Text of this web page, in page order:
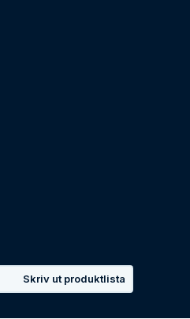
Skriv ut produktlista